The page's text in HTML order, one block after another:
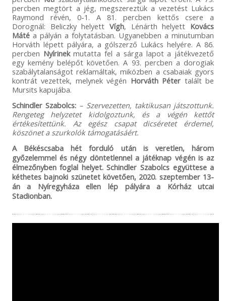
percben megtört a jég, megszereztük a vezetést Lukács
Raymond révén, 0-1. A 81. percben kettős csere a
Dorognál: Beliczky helyett Vígh, Lénárth helyett Kovács
Máté a pályán a folytatásban. Ugyanebben a minutumban
Horváth lépett pályára, a gólszerző Lukács helyére. A 86.
percben Nyírinekmutatta fel a sárga lapot a játékvezető
egy kemény belépőt követően. A 93. percben a dorogiak
szabálytalanságot reklamáltak, miközben a csabaiak gyors
kontrát vezettek, melynek végén Horváth Péter talált be
Mursits kapujába.
Schindler Szabolcs: – Szervezetten, taktikusan játszottunk.
Rengeteg helyzetet kidolgoztunk, és a végén kettőt
értékesítettünk. Az egész csapat dicséretet érdemel,
köszönet a szurkolók támogatásáért.
A Békéscsaba hét forduló után is veretlen, három
győzelemmel és négy döntetlennel a játéknap végén is az
élmezőnyben foglal helyet. Schindler Szabolcs együttese a
kéthetes bajnoki szünetet követően, 2020. szeptember 13-
án a Nyíregyháza ellen lép pályára a Kórház utcai
Stadionban.